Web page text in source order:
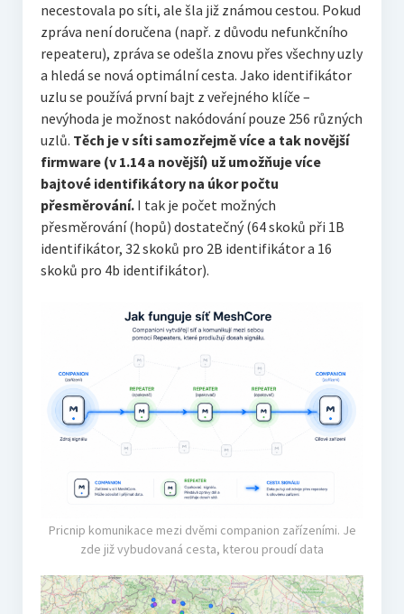
necestovala po síti, ale šla již známou cestou. Pokud
zpráva není doručena (např. z důvodu nefunkčního
repeateru), zpráva se odešla znovu přes všechny uzly
a hledá se nová optimální cesta. Jako identifikátor
uzlu se používá první bajt z veřejného klíče –
nevýhoda je možnost nakódování pouze 256 různých
uzlů. Těch je v síti samozřejmě více a tak novější
firmware (v 1.14 a novější) už umožňuje více
bajtové identifikátory na úkor počtu
přesměrování.I tak je počet možných
přesměrování (hopů) dostatečný (64 skoků při 1B
identifikátor, 32 skoků pro 2B identifikátor a 16
skoků pro 4b identifikátor).
Pricnip komunikace mezi dvěmi companion zařízeními. Je
zde již vybudovaná cesta, kterou proudí data